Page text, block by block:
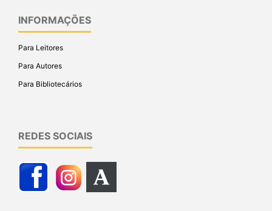
INFORMAÇÕES
Para Leitores
Para Autores
Para Bibliotecários
REDES SOCIAIS